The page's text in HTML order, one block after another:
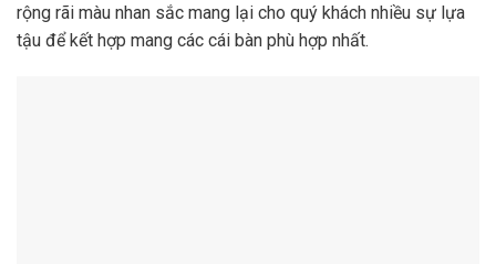
rộng rãi màu nhan sắc mang lại cho quý khách nhiều sự lựa
tậu để kết hợp mang các cái bàn phù hợp nhất.